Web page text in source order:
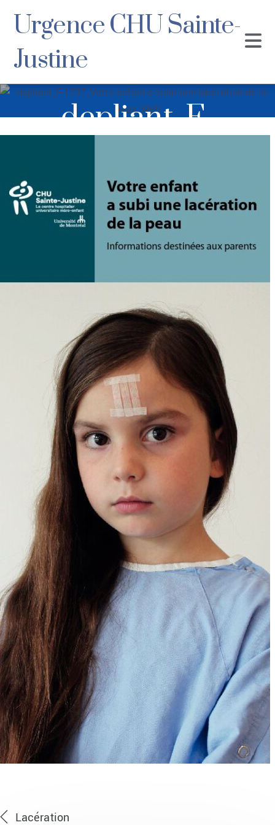
Urgence CHU Sainte-
Justine
depliant_F-
a-subit-une-
laceration-de-la-
peau_Web
Lacération